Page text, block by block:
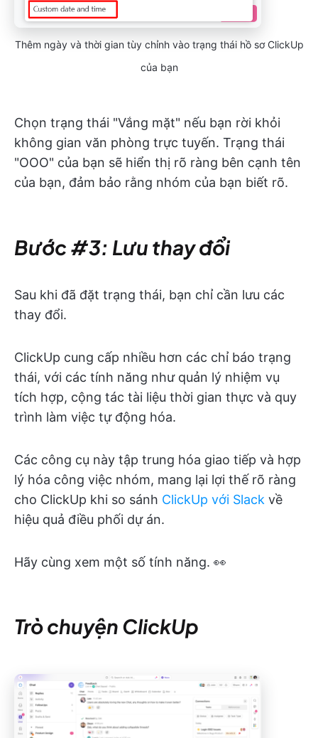
Thêm ngày và thời gian tùy chỉnh vào trạng thái hồ sơ ClickUp
của bạn
Chọn trạng thái "Vắng mặt" nếu bạn rời khỏi
không gian văn phòng trực tuyến. Trạng thái
"OOO" của bạn sẽ hiển thị rõ ràng bên cạnh tên
của bạn, đảm bảo rằng nhóm của bạn biết rõ.
Bước #3: Lưu thay đổi
Sau khi đã đặt trạng thái, bạn chỉ cần lưu các
thay đổi.
ClickUp cung cấp nhiều hơn các chỉ báo trạng
thái, với các tính năng như quản lý nhiệm vụ
tích hợp, cộng tác tài liệu thời gian thực và quy
trình làm việc tự động hóa.
Các công cụ này tập trung hóa giao tiếp và hợp
lý hóa công việc nhóm, mang lại lợi thế rõ ràng
cho ClickUp khi so sánh ClickUp với Slack về
hiệu quả điều phối dự án.
Hãy cùng xem một số tính năng. 👀
Trò chuyện ClickUp